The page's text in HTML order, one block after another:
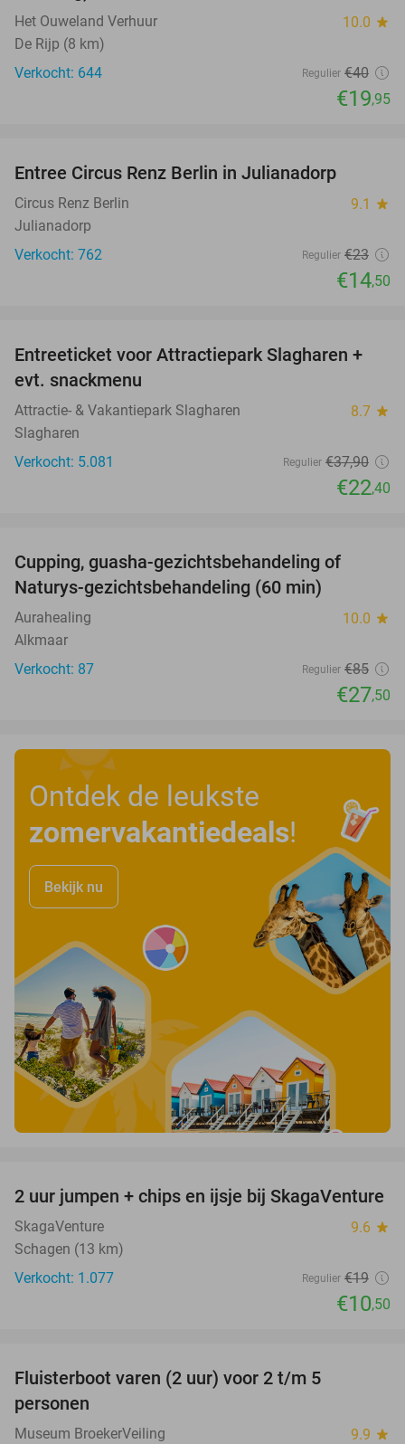
Het Ouweland Verhuur 10.0 star
De Rijp (8 km)
Verkocht: 644
Regulier €40
€19,95
Entree Circus Renz Berlin in Julianadorp
Circus Renz Berlin 9.1 star
Julianadorp
Verkocht: 762
Regulier €23
€14,50
41%
Entreeticket voor Attractiepark Slagharen +
evt. snackmenu
Attractie- & Vakantiepark Slagharen 8.7 star
Slagharen
Verkocht: 5.081
Regulier €37,90
€22,40
Cupping, guasha-gezichtsbehandeling of
Naturys-gezichtsbehandeling (60 min)
Aurahealing 10.0 star
Alkmaar
Verkocht: 87
Regulier €85
€27,50
Ontdek de leukste
zomervakantiedeals!
Bekijk nu
45%
2 uur jumpen + chips en ijsje bij SkagaVenture
SkagaVenture 9.6 star
Schagen (13 km)
Verkocht: 1.077
Regulier €19
€10,50
Fluisterboot varen (2 uur) voor 2 t/m 5
personen
Museum BroekerVeiling 9.9 star